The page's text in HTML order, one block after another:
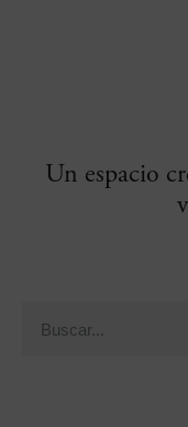
Un espacio